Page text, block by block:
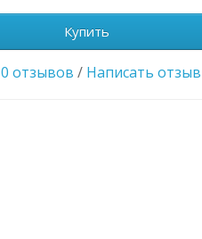
Купить
0 отзывов / Написать отзыв